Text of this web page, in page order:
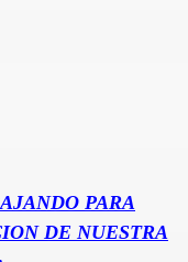
PARA
DE NUESTRA